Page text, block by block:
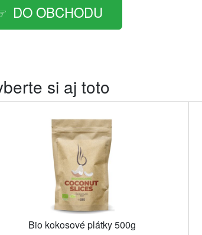
DO OBCHODU
si aj toto
Bio kokosové plátky 500g